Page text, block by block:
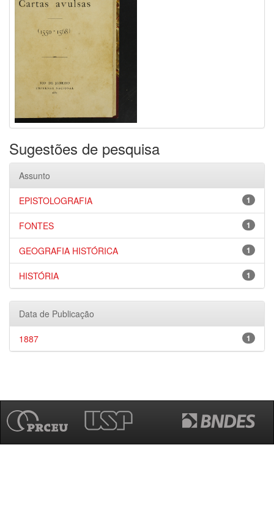
Sugestões de pesquisa
Assunto
1
EPISTOLOGRAFIA
1
FONTES
1
GEOGRAFIA HISTÓRICA
1
HISTÓRIA
Data de Publicação
1
1887